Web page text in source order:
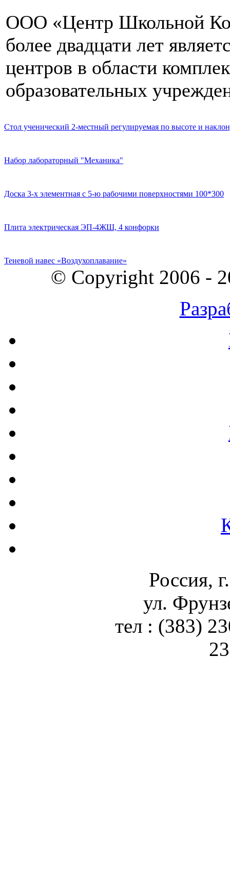
ООО «Центр Школьной
более двадцати лет
центров в области
образовательных
Стол ученический 2-местный регулируемая по высоте и
Набор лабораторный "Механика"
Доска 3-х элементная с 5-ю рабочими поверхностями 100*300
Плита электрическая ЭП-4ЖШ, 4 конфорки
Теневой навес «Воздухоплавание»
© Copyright 2006 -
Россия,
ул.
тел : (383)